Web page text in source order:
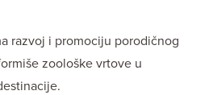
razvoj i promociju porodičnog
zoološke vrtove u